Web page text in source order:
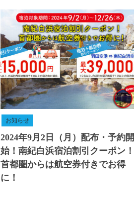
お知らせ
2024年9月2日（月）配布・予約開
始！南紀白浜宿泊割引クーポン！
首都圏からは航空券付きでお得
に！